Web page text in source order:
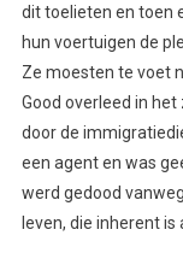
dit toelieten en toen
hun voertuigen de
Ze moesten te voet
Good overleed in
door de
een agent en was
werd gedood
leven, die inherent is